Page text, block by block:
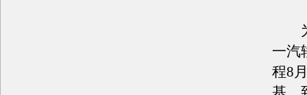
为
一汽
程8